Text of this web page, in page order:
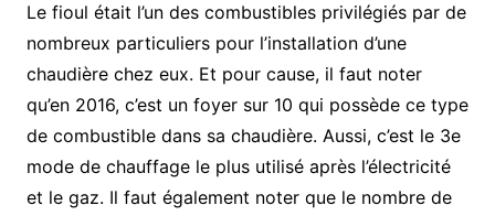
Le fioul était l’un des combustibles privilégiés par de
nombreux particuliers pour l’installation d’une
chaudière chez eux. Et pour cause, il faut noter
qu’en 2016, c’est un foyer sur 10 qui possède ce type
de combustible dans sa chaudière. Aussi, c’est le 3e
mode de chauffage le plus utilisé après l’électricité
et le gaz. Il faut également noter que le nombre de